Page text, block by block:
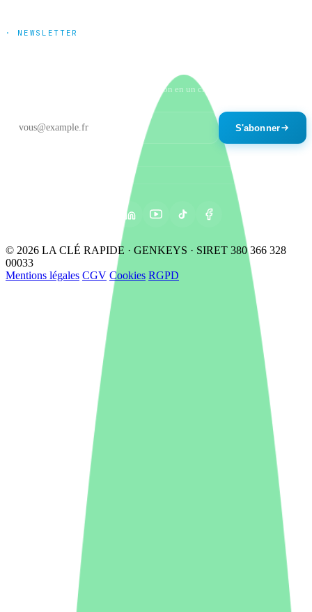
· NEWSLETTER
Un email par mois maximum. Désinscription en un clic.
S'abonner
© 2026 LA CLÉ RAPIDE · GENKEYS · SIRET 380 366 328
00033
Mentions légales CGV Cookies RGPD